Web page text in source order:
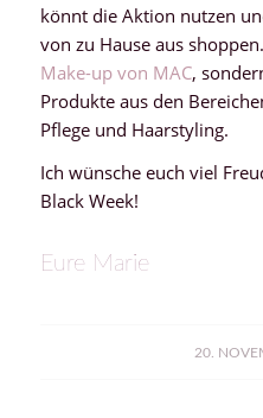
könnt die Aktion nutzen
von zu Hause aus
Make-up von MAC,
Produkte aus den
Pflege und Haarstyling.
Ich wünsche euch viel
Black Week!
Eure Marie
20.